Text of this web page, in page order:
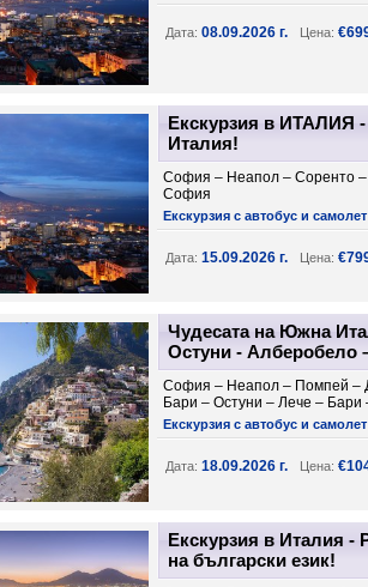
Дата: 08.09.2026 г. Цена:
Екскурзия в ИТАЛИЯ
Италия!
София – Неапол – Соренто
София
Екскурзия с автобус и самолет
Дата: 15.09.2026 г. Цена:
Чудесата на Южна
Остуни - Алберобело
София – Неапол – Помпей –
Бари – Остуни – Лече –
Екскурзия с автобус и самолет
Дата: 18.09.2026 г. Цена:
Екскурзия в Италия -
на български език!